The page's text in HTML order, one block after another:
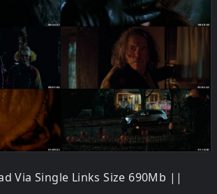
Via Single Links Size 690Mb ||